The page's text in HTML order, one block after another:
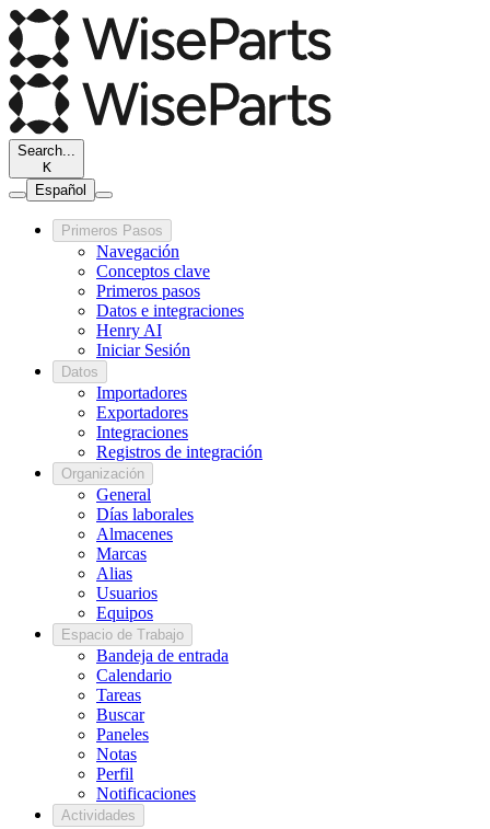
Search...
K
Español
Primeros Pasos
Navegación
Conceptos clave
Primeros pasos
Datos e integraciones
Henry AI
Iniciar Sesión
Datos
Importadores
Exportadores
Integraciones
Registros de integración
Organización
General
Días laborales
Almacenes
Marcas
Alias
Usuarios
Equipos
Espacio de Trabajo
Bandeja de entrada
Calendario
Tareas
Buscar
Paneles
Notas
Perfil
Notificaciones
Actividades